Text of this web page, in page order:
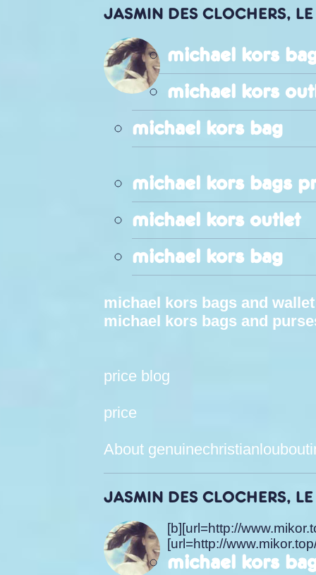
JASMIN DES CLOCHERS,
michael kors
michael kors
michael kors bag
michael kors bags
michael kors outlet
michael kors bag
michael kors bags and wallet
michael kors bags and
price blog
price
About
JASMIN DES CLOCHERS,
[b][url=http://
[url=http://
michael kors